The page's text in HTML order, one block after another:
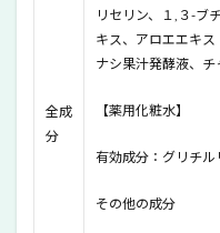
ーム＆薬
用化粧水
の悪い口
8
KADASON
洗顔フォ
全成
分
リセリン、１,３-ブ
キス、アロエエキ
ナシ果汁発酵液、
【薬用化粧水】
有効成分： グリチル
その他の成分